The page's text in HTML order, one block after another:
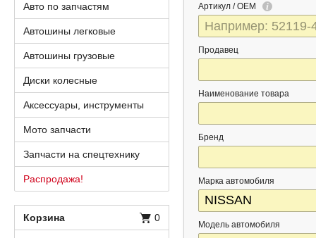
Артикул / OEM
Продавец
Наименование товара
Бренд
Марка автомобиля
Модель автомобиля
Авто по запчастям
Автошины легковые
Автошины грузовые
Диски колесные
Аксессуары, инструменты
Мото запчасти
Запчасти на спецтехнику
Распродажа!
Корзина 0